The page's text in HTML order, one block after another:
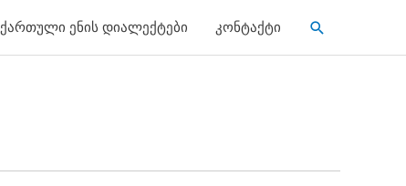
ქართული ენის დიალექტები კონტაქტი Search